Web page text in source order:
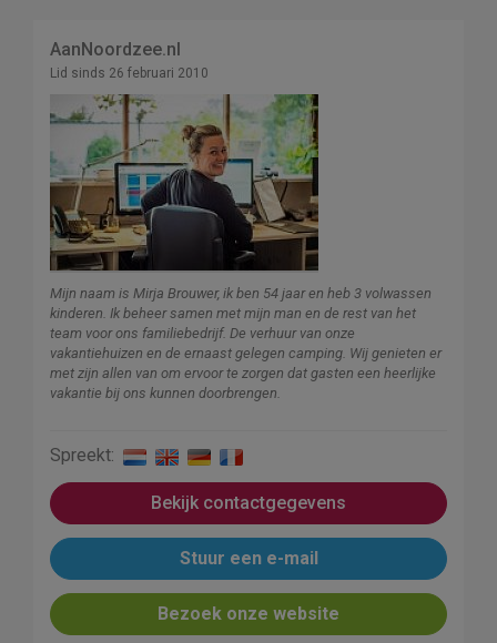
AanNoordzee.nl
Lid sinds 26 februari 2010
Mijn naam is Mirja Brouwer, ik ben 54 jaar en heb 3 volwassen
kinderen. Ik beheer samen met mijn man en de rest van het
team voor ons familiebedrijf. De verhuur van onze
vakantiehuizen en de ernaast gelegen camping. Wij genieten er
met zijn allen van om ervoor te zorgen dat gasten een heerlijke
vakantie bij ons kunnen doorbrengen.
Spreekt:
Bekijk contactgegevens
Stuur een e-mail
Bezoek onze website